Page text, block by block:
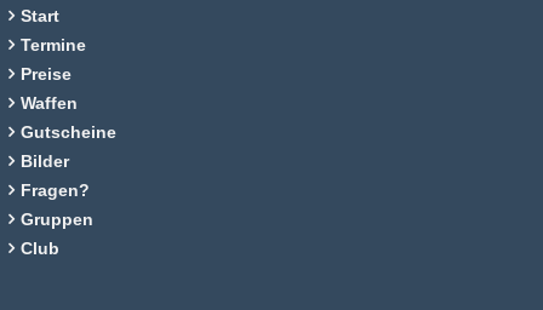
Start
Termine
Preise
Waffen
Gutscheine
Bilder
Fragen?
Gruppen
Club